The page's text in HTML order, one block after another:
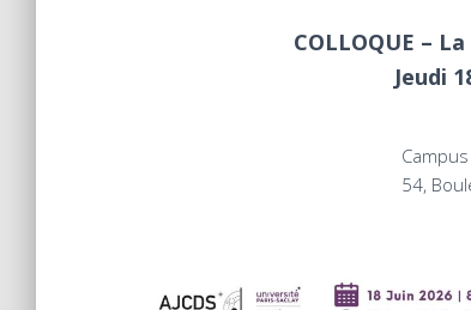
COLLOQUE –
Jeudi
54,